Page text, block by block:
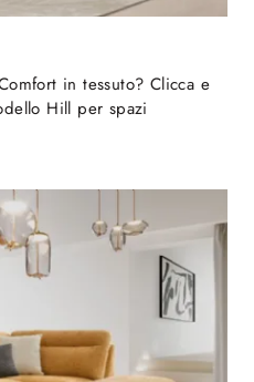
in tessuto? Clicca e
Hill per spazi